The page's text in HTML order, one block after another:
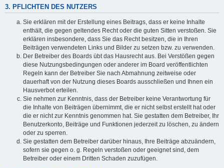
3. PFLICHTEN DES NUTZERS
Sie erklären mit der Erstellung eines Beitrags, dass er keine Inhalte
enthält, die gegen geltendes Recht oder die guten Sitten verstoßen. Sie
erklären insbesondere, dass Sie das Recht besitzen, die in Ihren
Beiträgen verwendeten Links und Bilder zu setzen bzw. zu verwenden.
Der Betreiber des Boards übt das Hausrecht aus. Bei Verstößen gegen
diese Nutzungsbedingungen oder anderer im Board veröffentlichten
Regeln kann der Betreiber Sie nach Abmahnung zeitweise oder
dauerhaft von der Nutzung dieses Boards ausschließen und Ihnen ein
Hausverbot erteilen.
Sie nehmen zur Kenntnis, dass der Betreiber keine Verantwortung für
die Inhalte von Beiträgen übernimmt, die er nicht selbst erstellt hat oder
die er nicht zur Kenntnis genommen hat. Sie gestatten dem Betreiber, Ihr
Benutzerkonto, Beiträge und Funktionen jederzeit zu löschen, zu ändern
oder zu sperren.
Sie gestatten dem Betreiber darüber hinaus, Ihre Beiträge abzuändern,
sofern sie gegen o. g. Regeln verstoßen oder geeignet sind, dem
Betreiber oder einem Dritten Schaden zuzufügen.